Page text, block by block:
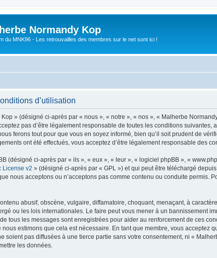
Normandy Kop
du MNK96 - Les retrouvailles des membres sur le net sont ici !
d’utilisation
» (désigné ci-après par « nous », « notre », « nos », « Malherbe
pas d’être légalement responsable de toutes les conditions
ferons tout pour que vous en soyez informé, bien qu’il soit prudent de
ont été effectués, vous acceptez d’être légalement responsable des
(désigné ci-après par « ils », « eux », « leur », « logiciel phpBB », «
License v2 » (désigné ci-après par « GPL ») et qui peut être téléchargé depuis
nous acceptons ou n’acceptons pas comme contenu ou conduite permis.
abusif, obscène, vulgaire, diffamatoire, choquant, menaçant, à
ou les lois internationales. Le faire peut vous mener à un bannissement
tous les messages sont enregistrées pour aider au renforcement de ces
estimons que cela est nécessaire. En tant que membre, vous acceptez
soient pas diffusées à une tierce partie sans votre consentement, ni «
les données.